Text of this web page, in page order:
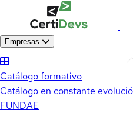
Empresas
Catálogo formativo
Catálogo en constante
FUNDAE